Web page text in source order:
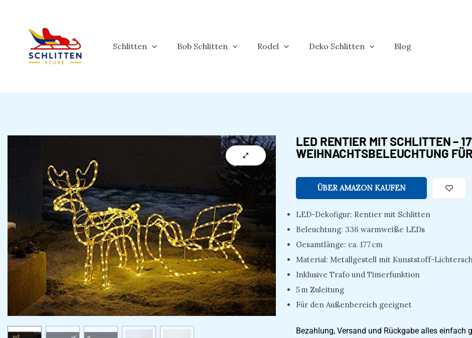
springen
Schlitten
Bob Schlitten Rodel Deko Schlitten Blog
LED RENTIER MIT SCHLITTEN –
WEIHNACHTSBELEUCHTUNG
ÜBER AMAZON KAUFEN
LED-Dekofigur: Rentier mit Schlitten
Beleuchtung: 336 warmweiße LEDs
Gesamtlänge: ca. 177 cm
Material: Metallgestell mit Kunststoff-
Inklusive Trafo und Timerfunktion
5 m Zuleitung
Für den Außenbereich geeignet
Bezahlung, Versand und Rückgabe alles einfach